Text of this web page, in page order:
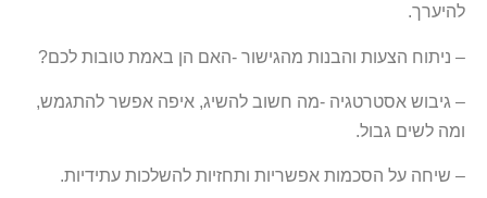
להיערך.
– ניתוח הצעות והבנות מהגישור -האם הן באמת טובות לכם?
– גיבוש אסטרטגיה -מה חשוב להשיג, איפה אפשר להתגמש,
ומה לשים גבול.
– שיחה על הסכמות אפשריות ותחזיות להשלכות עתידיות.